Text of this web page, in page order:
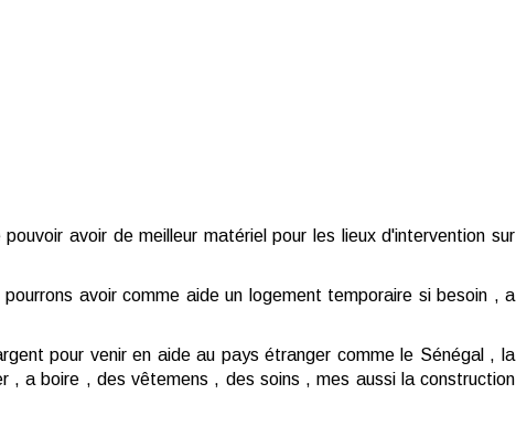
avoir de meilleur matériel pour les lieux d'intervention sur
avoir comme aide un logement temporaire si besoin , a
pour venir en aide au pays étranger comme le Sénégal , la
, a boire , des vêtemens , des soins , mes aussi la construction